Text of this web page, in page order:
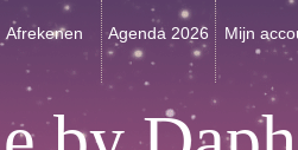
Afrekenen Agenda 2026 Mijn